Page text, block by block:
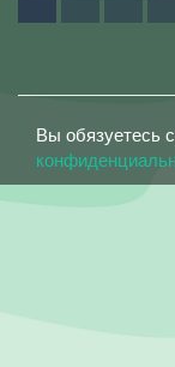
Вы обязуетесь